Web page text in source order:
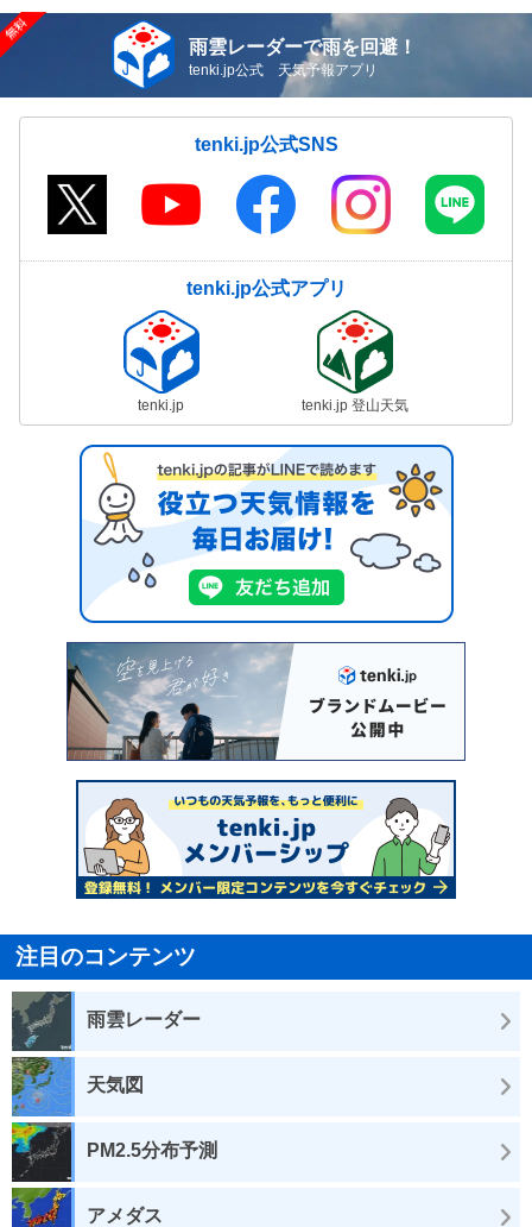
雨雲レーダーで雨を回避！
tenki.jp公式 天気予報アプリ
tenki.jp公式SNS
tenki.jp公式アプリ
tenki.jp tenki.jp 登山天気
注目のコンテンツ
雨雲レーダー
天気図
PM2.5分布予測
アメダス